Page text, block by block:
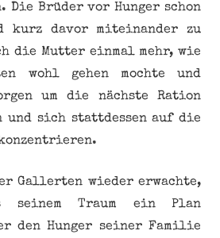
Die Brüder vor Hunger schon
kurz davor miteinander zu
die Mutter einmal mehr, wie
wohl gehen mochte und
um die nächste Ration
und sich stattdessen auf die
Gallerten wieder erwachte,
seinem Traum ein Plan
den Hunger seiner Familie